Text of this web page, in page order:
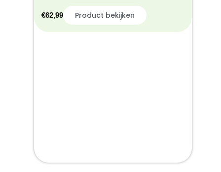
€62,99 Product bekijken